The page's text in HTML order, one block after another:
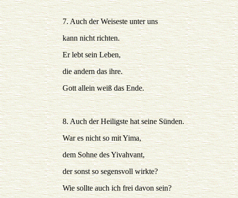
7. Auch der Weiseste unter uns
kann nicht richten.
Er lebt sein Leben,
die andern das ihre.
Gott allein weiß das Ende.
8. Auch der Heiligste hat seine Sünden.
War es nicht so mit Yima,
dem Sohne des Yivahvant,
der sonst so segensvoll wirkte?
Wie sollte auch ich frei davon sein?